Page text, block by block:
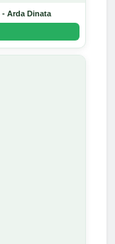
- Arda Dinata